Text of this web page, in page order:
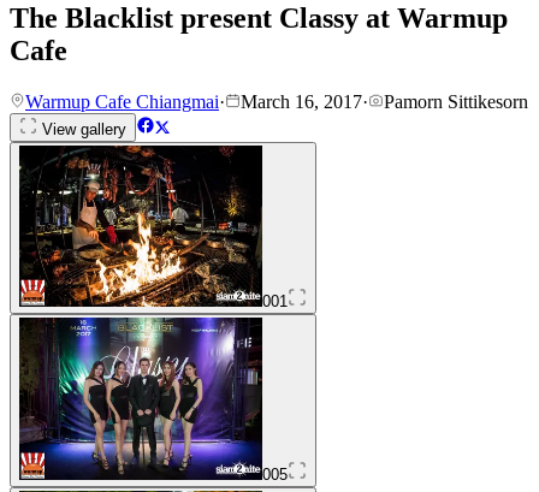
The Blacklist present Classy at Warmup
Cafe
Warmup Cafe Chiangmai· March 16, 2017· Pamorn Sittikesorn
View gallery
001
005